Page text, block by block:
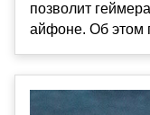
позволит
айфоне. Об этом